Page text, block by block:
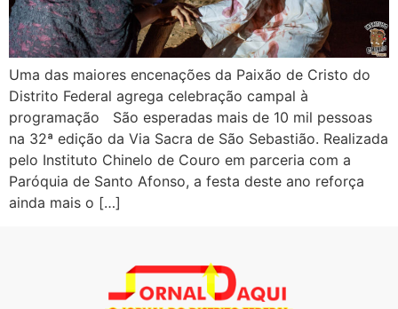
Uma das maiores encenações da Paixão de Cristo do
Distrito Federal agrega celebração campal à
programação São esperadas mais de 10 mil pessoas
na 32ª edição da Via Sacra de São Sebastião. Realizada
pelo Instituto Chinelo de Couro em parceria com a
Paróquia de Santo Afonso, a festa deste ano reforça
ainda mais o […]